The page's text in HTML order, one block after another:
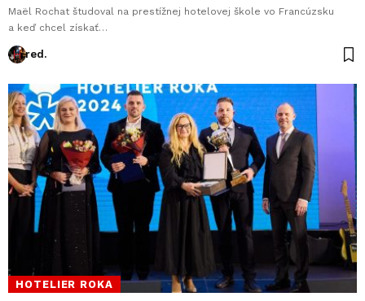
Maël Rochat študoval na prestížnej hotelovej škole vo Francúzsku
a keď chcel získať…
red.
HOTELIER ROKA